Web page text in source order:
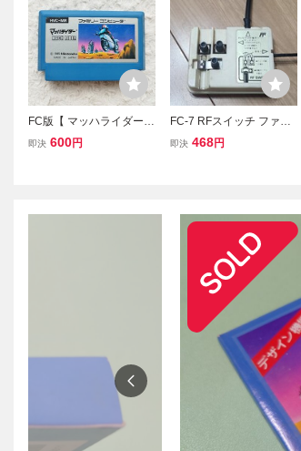
FC版【 マッハライダー
】起動確認済み★ファミ
即決 600円
FC-7 RFスイッチ ファミ
コン HVC-003 任天堂
即決 468円